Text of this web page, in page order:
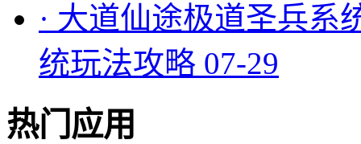
· 大道仙途极道圣兵系
统玩法攻略 07-29
热门应用